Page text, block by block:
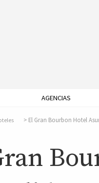
AGENCIAS
El Gran Bourbon Hotel